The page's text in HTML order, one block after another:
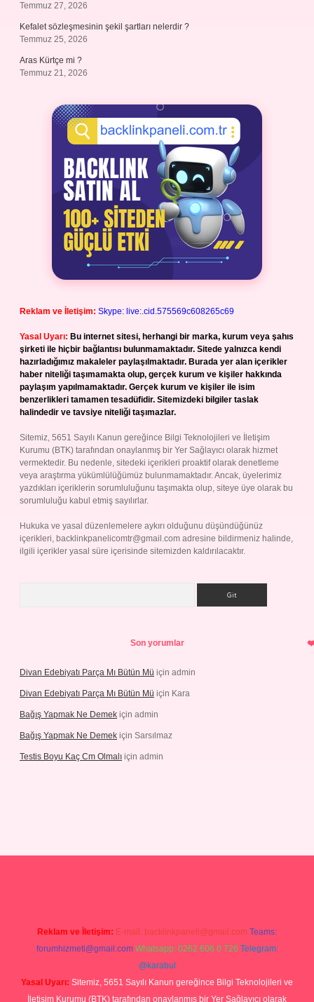
Temmuz 27, 2026
Kefalet sözleşmesinin şekil şartları nelerdir ?
Temmuz 25, 2026
Aras Kürtçe mi ?
Temmuz 21, 2026
Reklam ve İletişim: Skype: live:.cid.575569c608265c69
Yasal Uyarı: Bu internet sitesi, herhangi bir marka, kurum veya şahıs
şirketi ile hiçbir bağlantısı bulunmamaktadır. Sitede yalnızca kendi
hazırladığımız makaleler paylaşılmaktadır. Burada yer alan içerikler
haber niteliği taşımamakta olup, gerçek kurum ve kişiler hakkında
paylaşım yapılmamaktadır. Gerçek kurum ve kişiler ile isim
benzerlikleri tamamen tesadüfidir. Sitemizdeki bilgiler taslak
halindedir ve tavsiye niteliği taşımazlar.
Sitemiz, 5651 Sayılı Kanun gereğince Bilgi Teknolojileri ve İletişim
Kurumu (BTK) tarafından onaylanmış bir Yer Sağlayıcı olarak hizmet
vermektedir. Bu nedenle, sitedeki içerikleri proaktif olarak denetleme
veya araştırma yükümlülüğümüz bulunmamaktadır. Ancak, üyelerimiz
yazdıkları içeriklerin sorumluluğunu taşımakta olup, siteye üye olarak bu
sorumluluğu kabul etmiş sayılırlar.
Hukuka ve yasal düzenlemelere aykırı olduğunu düşündüğünüz
içerikleri, backlinkpanelicomtr@gmail.com adresine bildirmeniz halinde,
ilgili içerikler yasal süre içerisinde sitemizden kaldırılacaktır.
Son yorumlar
Divan Edebiyatı Parça Mı Bütün Mü için admin
Divan Edebiyatı Parça Mı Bütün Mü için Kara
Bağış Yapmak Ne Demek için admin
Bağış Yapmak Ne Demek için Sarsılmaz
Testis Boyu Kaç Cm Olmalı için admin
Reklam ve İletişim: E-mail: backlinkpaneli@gmail.com Teams:
forumhizmeti@gmail.com Whatsapp: 0262 606 0 726 Telegram:
@karabul
Yasal Uyarı: Sitemiz, 5651 Sayılı Kanun gereğince Bilgi Teknolojileri ve
İletişim Kurumu (BTK) tarafından onaylanmış bir Yer Sağlayıcı olarak